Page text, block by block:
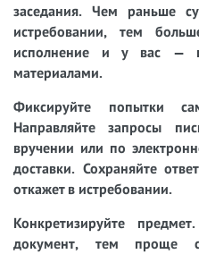
заседания. Чем раньше
истребовании, тем
исполнение и у вас —
материалами.
Фиксируйте попытки
Направляйте запросы
вручении или по
доставки. Сохраняйте
откажет в истребовании.
Конкретизируйте предмет.
документ, тем проще